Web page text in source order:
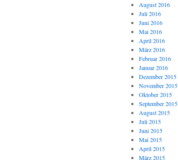
August 2016
Juli 2016
Juni 2016
Mai 2016
April 2016
März 2016
Februar 2016
Januar 2016
Dezember 2015
November 2015
Oktober 2015
September 2015
August 2015
Juli 2015
Juni 2015
Mai 2015
April 2015
März 2015